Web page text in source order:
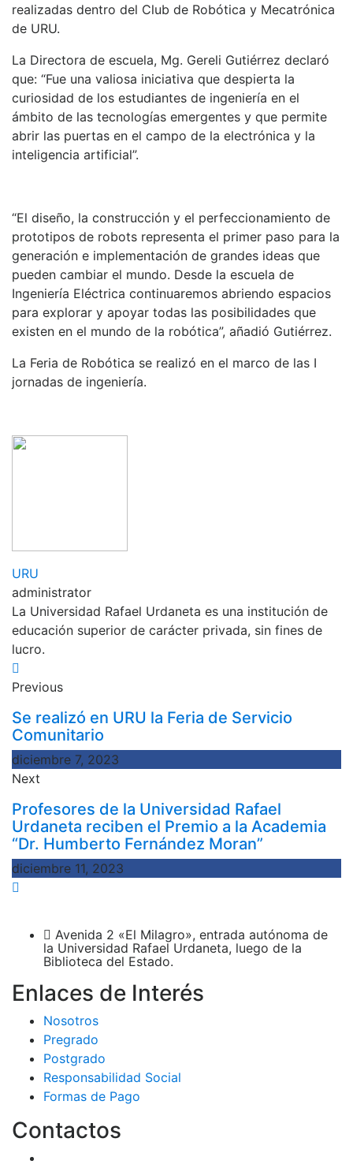
realizadas dentro del Club de Robótica y Mecatrónica
de URU.
La Directora de escuela, Mg. Gereli Gutiérrez declaró
que: “Fue una valiosa iniciativa que despierta la
curiosidad de los estudiantes de ingeniería en el
ámbito de las tecnologías emergentes y que permite
abrir las puertas en el campo de la electrónica y la
inteligencia artificial”.
“El diseño, la construcción y el perfeccionamiento de
prototipos de robots representa el primer paso para la
generación e implementación de grandes ideas que
pueden cambiar el mundo. Desde la escuela de
Ingeniería Eléctrica continuaremos abriendo espacios
para explorar y apoyar todas las posibilidades que
existen en el mundo de la robótica”, añadió Gutiérrez.
La Feria de Robótica se realizó en el marco de las I
jornadas de ingeniería.
URU
administrator
La Universidad Rafael Urdaneta es una institución de
educación superior de carácter privada, sin fines de
lucro.
Previous
Se realizó en URU la Feria de Servicio
Comunitario
diciembre 7, 2023
Next
Profesores de la Universidad Rafael
Urdaneta reciben el Premio a la Academia
“Dr. Humberto Fernández Moran”
diciembre 11, 2023
Avenida 2 «El Milagro», entrada autónoma de
la Universidad Rafael Urdaneta, luego de la
Biblioteca del Estado.
Enlaces de Interés
Nosotros
Pregrado
Postgrado
Responsabilidad Social
Formas de Pago
Contactos
Te doy la bienvenida
¡Empecemos! Introduce tu correo electrónico para
empezar a chatear con nosotros.
Name